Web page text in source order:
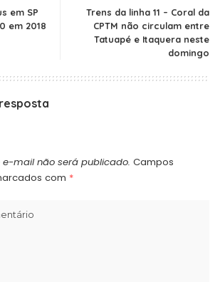
em SP
em 2018
Trens da linha 11 – Coral da
CPTM não circulam entre
Tatuapé e Itaquera neste
domingo
e-mail não será publicado. Campos
com *